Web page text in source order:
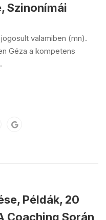
Szinonímái
valamiben (mn).
Géza a kompetens
Példák, 20
Coaching Során